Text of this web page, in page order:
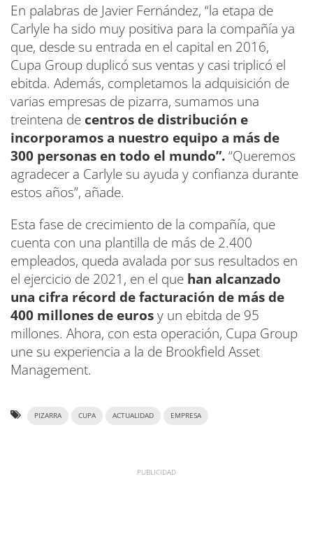
En palabras de Javier Fernández, “la etapa de
Carlyle ha sido muy positiva para la compañía ya
que, desde su entrada en el capital en 2016,
Cupa Group duplicó sus ventas y casi triplicó el
ebitda. Además, completamos la adquisición de
varias empresas de pizarra, sumamos una
treintena de centros de distribución e
incorporamos a nuestro equipo a más de
300 personas en todo el mundo”.“Queremos
agradecer a Carlyle su ayuda y confianza durante
estos años”, añade.
Esta fase de crecimiento de la compañía, que
cuenta con una plantilla de más de 2.400
empleados, queda avalada por sus resultados en
el ejercicio de 2021, en el que han alcanzado
una cifra récord de facturación de más de
400 millones de eurosy un ebitda de 95
millones. Ahora, con esta operación, Cupa Group
une su experiencia a la de Brookfield Asset
Management.
PIZARRA CUPA ACTUALIDAD EMPRESA